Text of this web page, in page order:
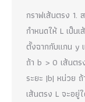
กราฟเส้นตรง 1.
กำหนดให้ L เป็น
ตั้งฉากกับแกน y
ถ้า b > 0 เส้นตร
ระยะ |b| หน่วย
เส้นตรง L จะอยู่